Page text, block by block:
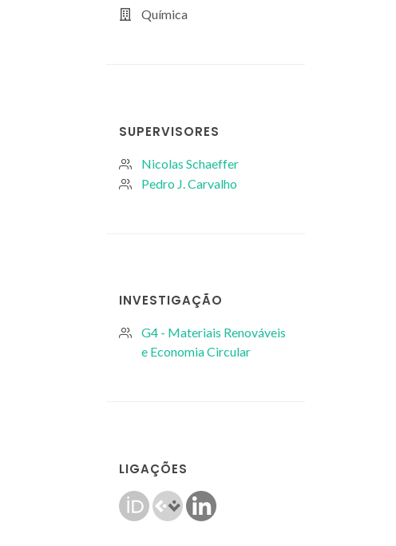
Química
SUPERVISORES
Nicolas Schaeffer
Pedro J. Carvalho
INVESTIGAÇÃO
G4 - Materiais Renováveis
e Economia Circular
LIGAÇÕES